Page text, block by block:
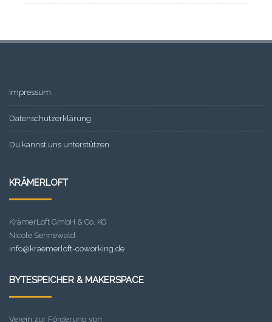
Impressum
Datenschutzerklärung
Du kannst uns unterstützen
KRÄMERLOFT
KrämerLoft GmbH & Co. KG
Nicole Sennewald
info@kraemerloft-coworking.de
BYTESPEICHER & MAKERSPACE
Verein zur Förderung von